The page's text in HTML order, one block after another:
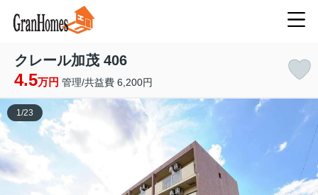
クレール加茂 406
4.5万円 管理/共益費 6,200円
1 /23